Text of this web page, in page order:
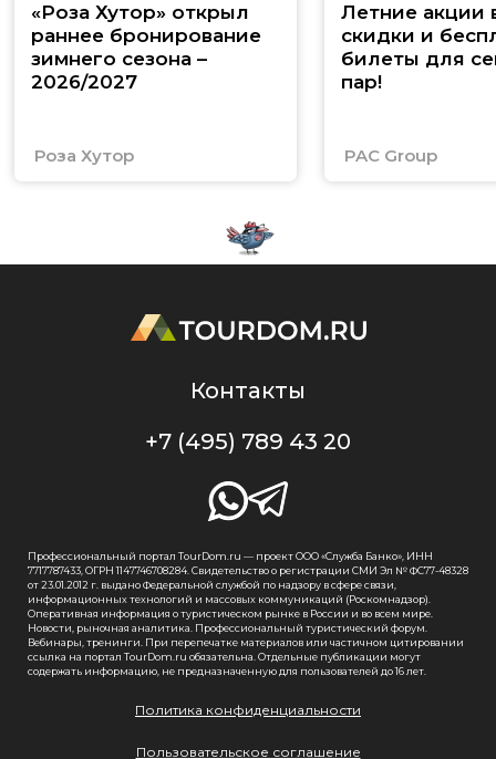
«Роза Хутор» открыл
раннее бронирование
зимнего сезона –
2026/2027
Роза Хутор
Летние акции
скидки и
билеты для
пар!
PAC Group
Контакты
+7 (495) 789 43 20
Профессиональный портал TourDom.ru — проект ООО «Служба Банко», ИНН
7717787433, ОГРН 1147746708284. Свидетельство о регистрации СМИ Эл № ФС77-48328
от 23.01.2012 г. выдано Федеральной службой по надзору в сфере связи,
информационных технологий и массовых коммуникаций (Роскомнадзор).
Оперативная информация о туристическом рынке в России и во всем мире.
Новости, рыночная аналитика. Профессиональный туристический форум.
Вебинары, тренинги. При перепечатке материалов или частичном цитировании
ссылка на портал TourDom.ru обязательна. Отдельные публикации могут
содержать информацию, не предназначенную для пользователей до 16 лет.
Политика конфиденциальности
Пользовательское соглашение